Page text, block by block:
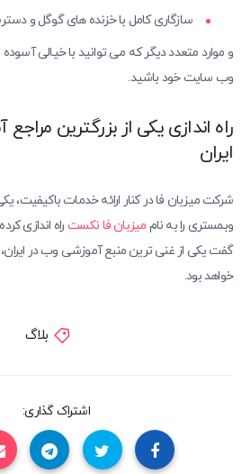
سازگاری کامل با خزنده های گوگل و
و موارد متعدد دیگر که می توانید با خیالی
وب سایت خود باشید.
راه اندازی یکی از بزرگترین
ایران
شرکت میزبان فا در کنار ارائه خدمات باکیفیت،
وبمستری را به نام میزبان فا نکست راه اندازی
خواهد بود.
بلاگ
اشتراک گذاری: